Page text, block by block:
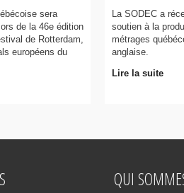
sera
de la 46e édition
de Rotterdam,
européens du
La SODEC a
soutien à la
métrages
anglaise.
Lire la suite
QUI